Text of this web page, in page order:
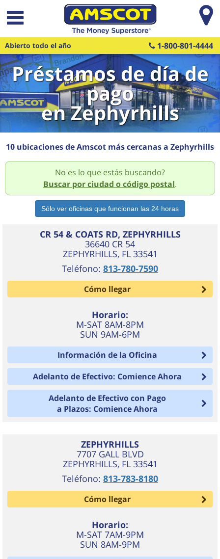
Saltar al contenido principal
Abierto todo el año 1-800-801-4444
Préstamos de día de
pago
en Zephyrhills
10 ubicaciones de Amscot más cercanas a Zephyrhills
No es lo que estás buscando?
Buscar por ciudad o código postal.
CR 54 & COATS RD, ZEPHYRHILLS
36640 CR 54
ZEPHYRHILLS, FL 33541
Teléfono: 813-780-7590
Cómo llegar
Horario:
M-SAT 8AM-8PM
SUN 9AM-6PM
Información de la Oficina
Adelanto de Efectivo: Comience Ahora
Adelanto de Efectivo con Pago
a Plazos: Comience Ahora
ZEPHYRHILLS
7707 GALL BLVD
ZEPHYRHILLS, FL 33541
Teléfono: 813-783-8180
Cómo llegar
Horario:
M-SAT 7AM-9PM
SUN 8AM-9PM